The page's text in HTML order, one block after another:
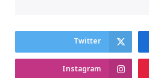
Twitter
Instagram